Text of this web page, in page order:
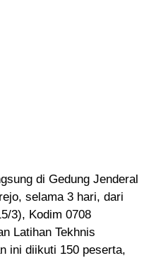
di Gedung Jenderal
selama 3 hari, dari
3), Kodim 0708
Latihan Tekhnis
ini diikuti 150 peserta,